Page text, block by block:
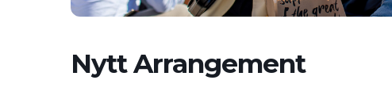
Nytt Arrangement